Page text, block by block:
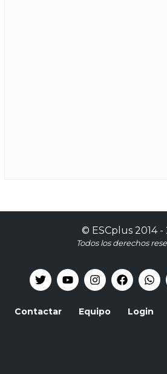
© ESCplus2014 -
Todos los derechos
Contactar Equipo Login